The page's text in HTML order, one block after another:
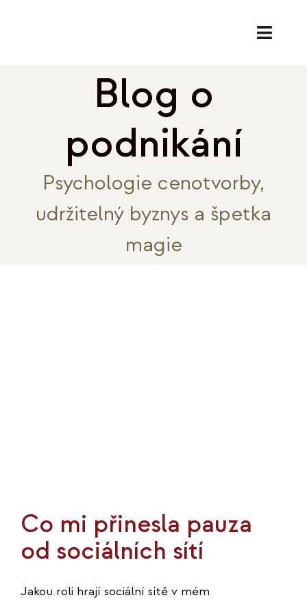
Blog o
podnikání
Psychologie cenotvorby,
udržitelný byznys a špetka
magie
Co mi přinesla pauza
od sociálních sítí
Jakou roli hrají sociální sítě v mém